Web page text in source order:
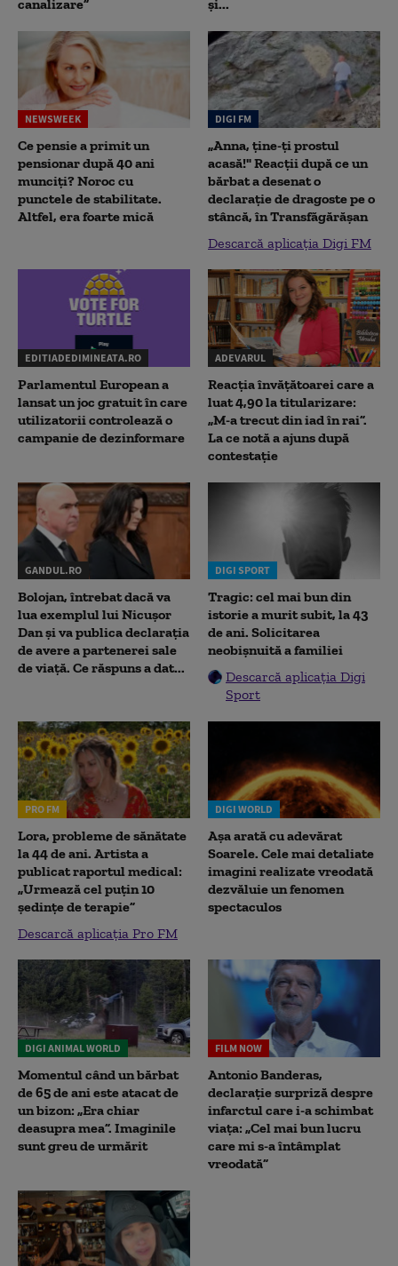
canalizare” și...
NEWSWEEK
Ce pensie a primit un
pensionar după 40 ani
munciți? Noroc cu
punctele de stabilitate.
Altfel, era foarte mică
DIGI FM
„Anna, ţine-ţi prostul
acasă!" Reacţii după ce un
bărbat a desenat o
declaraţie de dragoste pe o
stâncă, în Transfăgărăşan
Descarcă aplicația Digi FM
EDITIADEDIMINEATA.RO
Parlamentul European a
lansat un joc gratuit în care
utilizatorii controlează o
campanie de dezinformare
ADEVARUL
Reacția învățătoarei care a
luat 4,90 la titularizare:
„M-a trecut din iad în rai”.
La ce notă a ajuns după
contestație
GANDUL.RO
Bolojan, întrebat dacă va
lua exemplul lui Nicușor
Dan și va publica declarația
de avere a partenerei sale
de viață. Ce răspuns a dat...
DIGI SPORT
Tragic: cel mai bun din
istorie a murit subit, la 43
de ani. Solicitarea
neobișnuită a familiei
Descarcă aplicația Digi
Sport
PRO FM
Lora, probleme de sănătate
la 44 de ani. Artista a
publicat raportul medical:
„Urmează cel puțin 10
ședințe de terapie”
Descarcă aplicația Pro FM
DIGI WORLD
Așa arată cu adevărat
Soarele. Cele mai detaliate
imagini realizate vreodată
dezvăluie un fenomen
spectaculos
DIGI ANIMAL WORLD
Momentul când un bărbat
de 65 de ani este atacat de
un bizon: „Era chiar
deasupra mea”. Imaginile
sunt greu de urmărit
FILM NOW
Antonio Banderas,
declarație surpriză despre
infarctul care i-a schimbat
viața: „Cel mai bun lucru
care mi s-a întâmplat
vreodată”